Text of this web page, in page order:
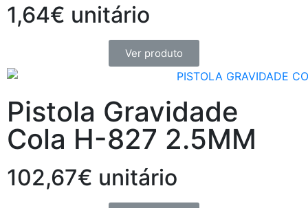
1,64€ unitário
Ver produto
Pistola Gravidade
Cola H-827 2.5MM
102,67€ unitário